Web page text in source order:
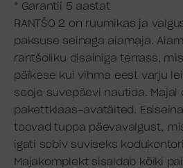
* Garantii 5 aastat
RANTŠO 2 on ruumikas ja
paksuse seinaga aiamaja.
rantšoliku disainiga terrass,
päikese kui vihma eest varju
sooje suvepäevi nautida. Majal
pakettklaas-avatäited.
toovad tuppa päevavalgust,
igati sobiv suviseks
Majakomplekt sisaldab kõiki